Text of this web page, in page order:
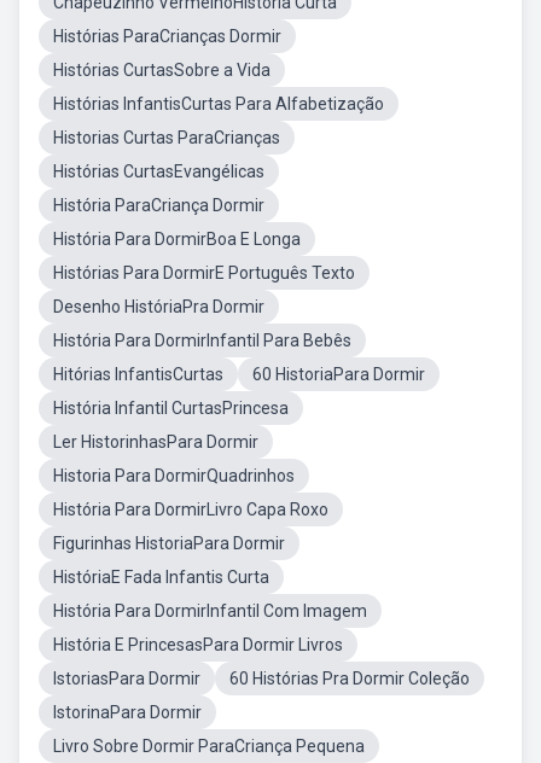
Histórias ParaCrianças Dormir
Histórias CurtasSobre a Vida
Histórias InfantisCurtas Para Alfabetização
Historias Curtas ParaCrianças
Histórias CurtasEvangélicas
História ParaCriança Dormir
História Para DormirBoa E Longa
Histórias Para DormirE Português Texto
Desenho HistóriaPra Dormir
História Para DormirInfantil Para Bebês
Hitórias InfantisCurtas
60 HistoriaPara Dormir
História Infantil CurtasPrincesa
Ler HistorinhasPara Dormir
Historia Para DormirQuadrinhos
História Para DormirLivro Capa Roxo
Figurinhas HistoriaPara Dormir
HistóriaE Fada Infantis Curta
História Para DormirInfantil Com Imagem
História E PrincesasPara Dormir Livros
IstoriasPara Dormir
60 Histórias Pra Dormir Coleção
IstorinaPara Dormir
Livro Sobre Dormir ParaCriança Pequena